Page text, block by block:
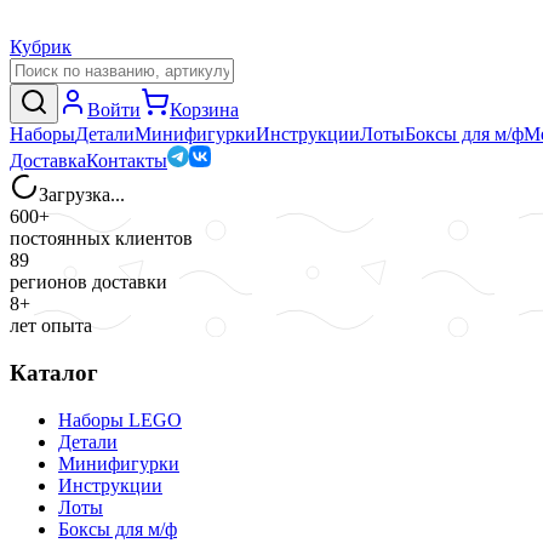
Кубрик
Войти
Корзина
НаборыДеталиМинифигуркиИнструкцииЛотыБоксы для м/ф
ДоставкаКонтакты
Загрузка...
600+
постоянных клиентов
89
регионов доставки
8+
лет опыта
Каталог
Наборы LEGO
Детали
Минифигурки
Инструкции
Лоты
Боксы для м/ф